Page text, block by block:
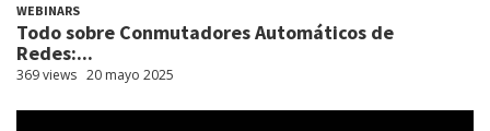
WEBINARS
Todo sobre Conmutadores Automáticos de
Redes:...
369 views 20 mayo 2025